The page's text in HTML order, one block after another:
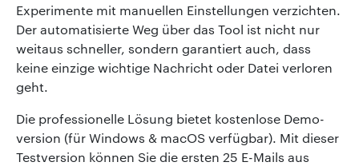
Experimente mit manuellen Einstellungen verzichten.
Der automatisierte Weg über das Tool ist nicht nur
weitaus schneller, sondern garantiert auch, dass
keine einzige wichtige Nachricht oder Datei verloren
geht.
Die professionelle Lösung bietet kostenlose Demo-
version (für Windows & macOS verfügbar). Mit dieser
Testversion können Sie die ersten 25 E-Mails aus